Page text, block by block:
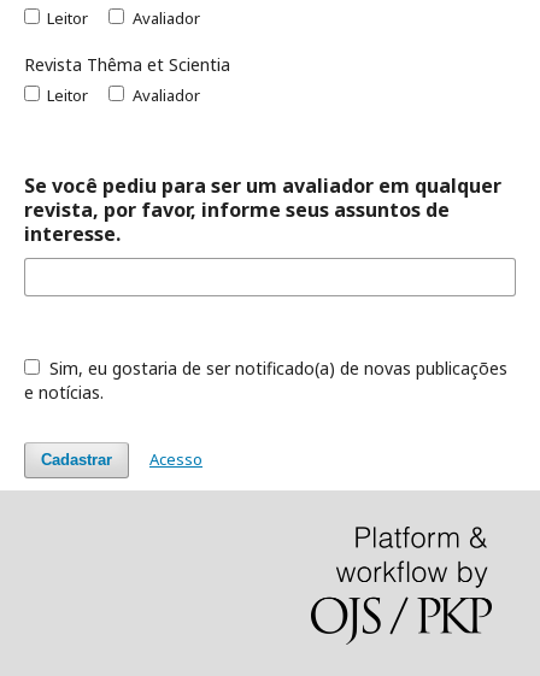
Leitor Avaliador
Revista Thêma et Scientia
Leitor Avaliador
Se você pediu para ser um avaliador em qualquer
revista, por favor, informe seus assuntos de
interesse.
Sim, eu gostaria de ser notificado(a) de novas publicações
e notícias.
Cadastrar Acesso